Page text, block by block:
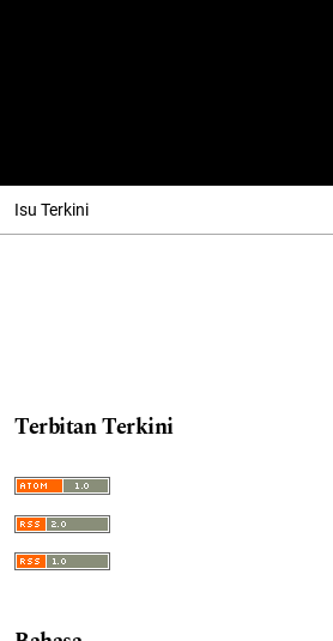
Isu Terkini
Terbitan Terkini